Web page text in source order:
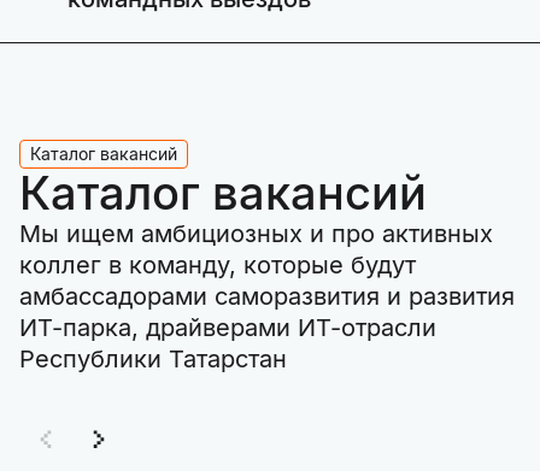
Каталог вакансий
Каталог вакансий
Мы ищем амбициозных и про активных
коллег в команду, которые будут
амбассадорами саморазвития и развития
ИТ-парка, драйверами ИТ-отрасли
Республики Татарстан